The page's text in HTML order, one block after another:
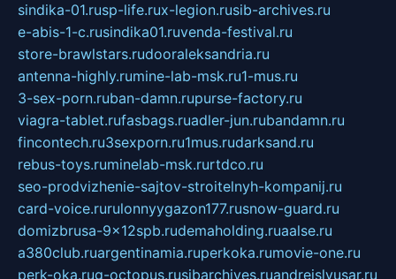
sindika-01.rusp-life.rux-legion.rusib-archives.ru
e-abis-1-c.rusindika01.ruvenda-festival.ru
store-brawlstars.rudooraleksandria.ru
antenna-highly.rumine-lab-msk.ru1-mus.ru
3-sex-porn.ruban-damn.rupurse-factory.ru
viagra-tablet.rufasbags.ruadler-jun.rubandamn.ru
fincontech.ru3sexporn.ru1mus.rudarksand.ru
rebus-toys.ruminelab-msk.rurtdco.ru
seo-prodvizhenie-sajtov-stroitelnyh-kompanij.ru
card-voice.rurulonnyygazon177.rusnow-guard.ru
domizbrusa-9x12spb.rudemaholding.ruaalse.ru
a380club.ruargentinamia.ruperkoka.rumovie-one.ru
perk-oka.rug-octopus.rusibarchives.ruandreislyusar.ru